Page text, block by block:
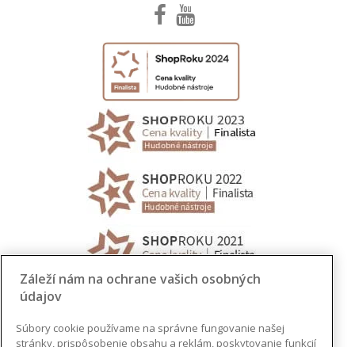
Záleží nám na ochrane vašich osobných
údajov
Súbory cookie používame na správne fungovanie našej
stránky, prispôsobenie obsahu a reklám, poskytovanie funkcií